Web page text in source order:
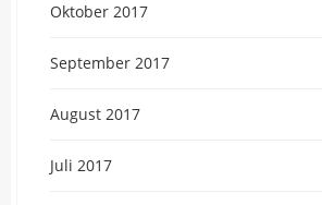
Oktober 2017
September 2017
August 2017
Juli 2017